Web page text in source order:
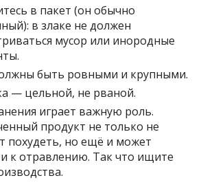
в пакет (он обычно
в злаке не должен
мусор или инородные
быть ровными и крупными.
— цельной, не рваной.
играет важную роль.
продукт не только не
похудеть, но ещё и может
к отравлению. Так что ищите